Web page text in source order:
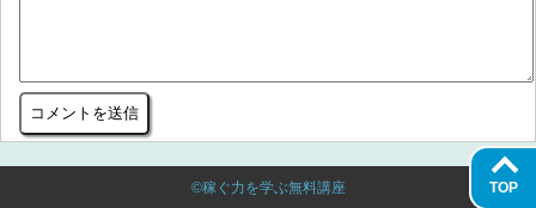
©稼ぐ力を学ぶ無料講座 TOP